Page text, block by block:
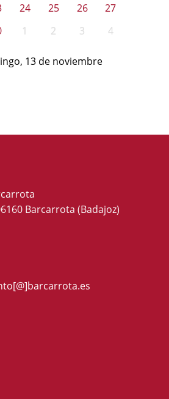
24 25 26
27
1 2 3 4
13 de noviembre
Barcarrota (Badajoz)